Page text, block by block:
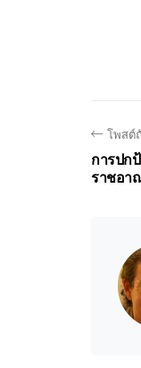
โพสต์
การปก
ราชอา